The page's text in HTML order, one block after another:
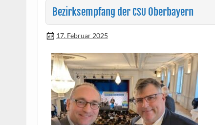
Bezirksempfang der CSU Oberbayern
17. Februar 2025